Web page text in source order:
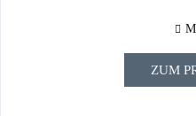
ZUM